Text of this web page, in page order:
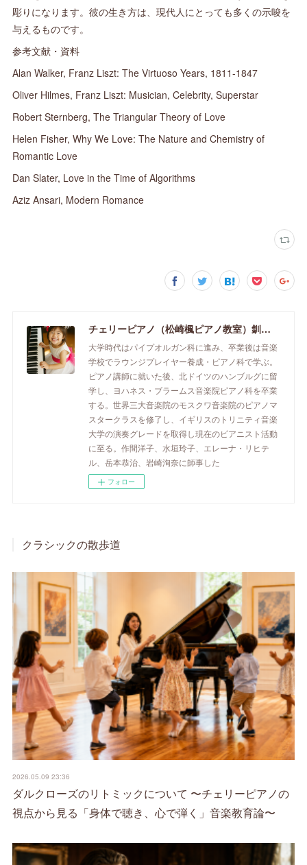
彫りになります。彼の生き方は、現代人にとっても多くの示唆を
与えるものです。
参考文献・資料
Alan Walker, Franz Liszt: The Virtuoso Years, 1811-1847
Oliver Hilmes, Franz Liszt: Musician, Celebrity, Superstar
Robert Sternberg, The Triangular Theory of Love
Helen Fisher, Why We Love: The Nature and Chemistry of
Romantic Love
Dan Slater, Love in the Time of Algorithms
Aziz Ansari, Modern Romance
チェリーピアノ（松崎楓ピアノ教室）釧路市のピアノ教室
大学時代はパイプオルガン科に進み、卒業後は音楽
学校でラウンジプレイヤー養成・ピアノ科で学ぶ。
ピアノ講師に就いた後、北ドイツのハンブルグに留
学し、ヨハネス・ブラームス音楽院ピアノ科を卒業
する。世界三大音楽院のモスクワ音楽院のピアノマ
スタークラスを修了し、イギリスのトリニティ音楽
大学の演奏グレードを取得し現在のピアニスト活動
に至る。作間洋子、水垣玲子、エレーナ・リヒテ
ル、岳本恭治、岩崎洵奈に師事した
フォロー
クラシックの散歩道
2026.05.09 23:36
ダルクローズのリトミックについて 〜チェリーピアノの
視点から見る「身体で聴き、心で弾く」音楽教育論〜